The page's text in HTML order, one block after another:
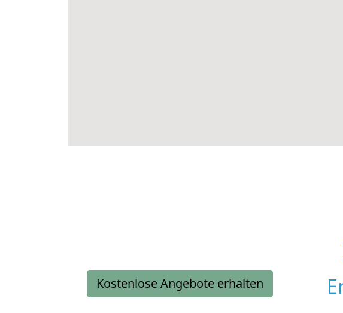
Kostenlose Angebote erhalten